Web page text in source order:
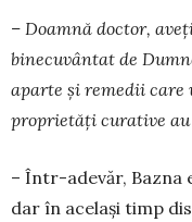
– Doamnă doctor,
binecuvântat de
aparte și remedii care
proprietăți curative
– Într-adevăr, Bazna
dar în același timp